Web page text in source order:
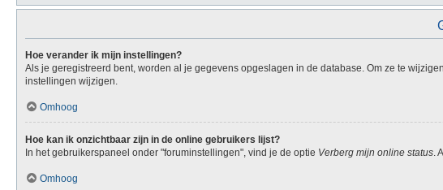
Hoe verander ik mijn instellingen?
Als je geregistreerd bent, worden al je gegevens opgeslagen in de database. Om ze te
instellingen wijzigen.
Omhoog
Hoe kan ik onzichtbaar zijn in de online gebruikers lijst?
In het gebruikerspaneel onder "foruminstellingen", vind je de optie Verberg mijn online status.
Omhoog